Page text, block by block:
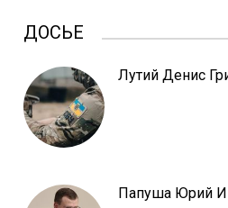
ДОСЬЕ
Лутий Денис
Папуша Юрий